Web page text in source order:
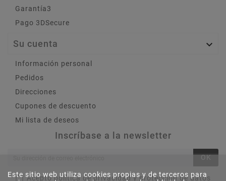
Garantía3
Pago 3DSecure
Su cuenta 
Información personal
Pedidos
Direcciones
Cupones de descuento
Mi lista de deseos
Inscríbase a la newsletter
OK
Acepto política de privacidad y protección de datos
Este sitio web utiliza cookies propias y de terceros para